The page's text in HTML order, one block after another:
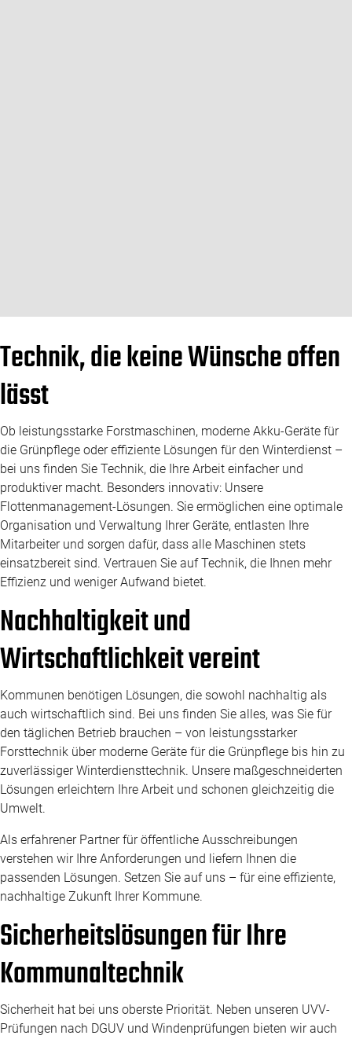
Technik, die keine Wünsche offen
lässt
Ob leistungsstarke Forstmaschinen, moderne Akku-Geräte für
die Grünpflege oder effiziente Lösungen für den Winterdienst –
bei uns finden Sie Technik, die Ihre Arbeit einfacher und
produktiver macht. Besonders innovativ: Unsere
Flottenmanagement-Lösungen. Sie ermöglichen eine optimale
Organisation und Verwaltung Ihrer Geräte, entlasten Ihre
Mitarbeiter und sorgen dafür, dass alle Maschinen stets
einsatzbereit sind. Vertrauen Sie auf Technik, die Ihnen mehr
Effizienz und weniger Aufwand bietet.
Nachhaltigkeit und
Wirtschaftlichkeit vereint
Kommunen benötigen Lösungen, die sowohl nachhaltig als
auch wirtschaftlich sind. Bei uns finden Sie alles, was Sie für
den täglichen Betrieb brauchen – von leistungsstarker
Forsttechnik über moderne Geräte für die Grünpflege bis hin zu
zuverlässiger Winterdiensttechnik. Unsere maßgeschneiderten
Lösungen erleichtern Ihre Arbeit und schonen gleichzeitig die
Umwelt.
Als erfahrener Partner für öffentliche Ausschreibungen
verstehen wir Ihre Anforderungen und liefern Ihnen die
passenden Lösungen. Setzen Sie auf uns – für eine effiziente,
nachhaltige Zukunft Ihrer Kommune.
Sicherheitslösungen für Ihre
Kommunaltechnik
Sicherheit hat bei uns oberste Priorität. Neben unseren UVV-
Prüfungen nach DGUV und Windenprüfungen bieten wir auch